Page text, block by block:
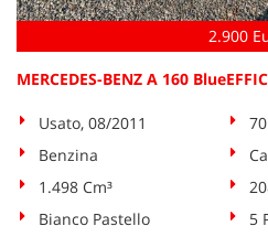
2.900
MERCEDES-BENZ A 160
Usato, 08/2011
Benzina
1.498 Cm³
Bianco Pastello
5